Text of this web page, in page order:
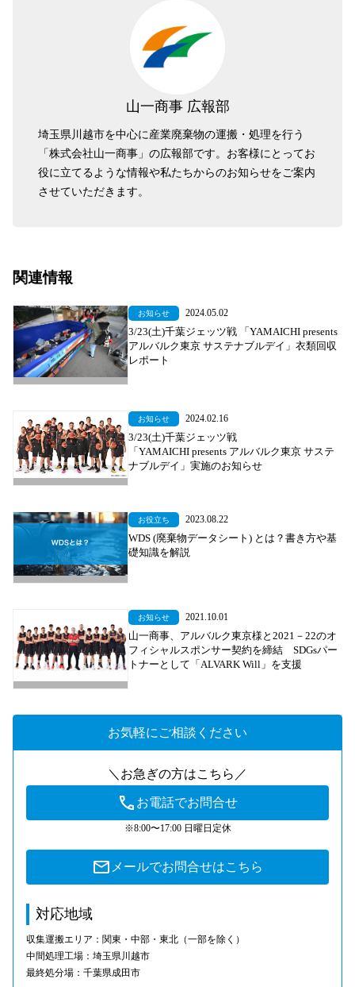
山一商事 広報部
埼玉県川越市を中心に産業廃棄物の運搬・処理を行う
「株式会社山一商事」の広報部です。お客様にとってお
役に立てるような情報や私たちからのお知らせをご案内
させていただきます。
関連情報
お知らせ 2024.05.02
3/23(土)千葉ジェッツ戦 「YAMAICHI presents
アルバルク東京 サステナブルデイ」衣類回収
レポート
お知らせ 2024.02.16
3/23(土)千葉ジェッツ戦
「YAMAICHI presents アルバルク東京 サステ
ナブルデイ」実施のお知らせ
お役立ち 2023.08.22
WDS (廃棄物データシート) とは？書き方や基
礎知識を解説
お知らせ 2021.10.01
山一商事、アルバルク東京様と2021－22のオ
フィシャルスポンサー契約を締結 SDGsパー
トナーとして「ALVARK Will」を支援
お気軽にご相談ください
＼お急ぎの方はこちら／
お電話でお問合せ
※8:00〜17:00 日曜日定休
メールでお問合せはこちら
対応地域
収集運搬エリア：関東・中部・東北（一部を除く）
中間処理工場：埼玉県川越市
最終処分場：千葉県成田市